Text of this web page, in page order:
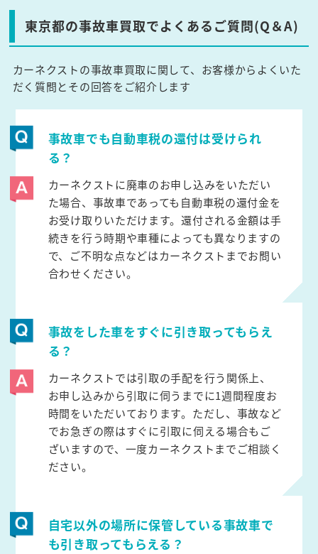
東京都の事故車買取でよくあるご質問(Q＆A)
カーネクストの事故車買取に関して、お客様からよくいた
だく質問とその回答をご紹介します
事故車でも自動車税の還付は受けられ
る？
カーネクストに廃車のお申し込みをいただい
た場合、事故車であっても自動車税の還付金を
お受け取りいただけます。還付される金額は手
続きを行う時期や車種によっても異なりますの
で、ご不明な点などはカーネクストまでお問い
合わせください。
事故をした車をすぐに引き取ってもらえ
る？
カーネクストでは引取の手配を行う関係上、
お申し込みから引取に伺うまでに1週間程度お
時間をいただいております。ただし、事故など
でお急ぎの際はすぐに引取に伺える場合もご
ざいますので、一度カーネクストまでご相談く
ださい。
自宅以外の場所に保管している事故車で
も引き取ってもらえる？